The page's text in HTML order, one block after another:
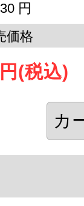
円
価格
(税込)